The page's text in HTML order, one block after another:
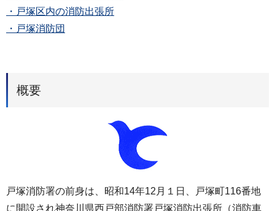
・戸塚区内の消防出張所
・戸塚消防団
概要
戸塚消防署の前身は、昭和14年12月１日、戸塚町116番地
に開設され神奈川県西戸部消防署戸塚消防出張所（消防車